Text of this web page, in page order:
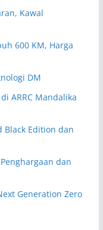
Kawal
600 KM, Harga
DM
ARRC Mandalika
Black Edition dan
dan
Generation Zero